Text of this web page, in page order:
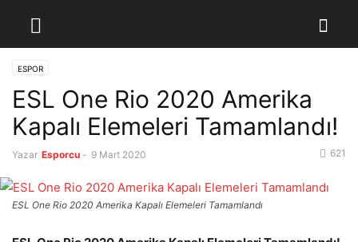
ESPOR
ESL One Rio 2020 Amerika
Kapalı Elemeleri Tamamlandı!
Yazar Esporcu - 9 Mart 2020 621
ESL One Rio 2020 Amerika Kapalı Elemeleri Tamamlandı